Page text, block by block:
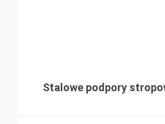
Stalowe podpory